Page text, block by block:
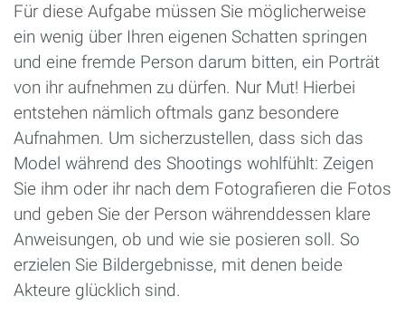
Für diese Aufgabe müssen Sie möglicherweise
ein wenig über Ihren eigenen Schatten springen
und eine fremde Person darum bitten, ein Porträt
von ihr aufnehmen zu dürfen. Nur Mut! Hierbei
entstehen nämlich oftmals ganz besondere
Aufnahmen. Um sicherzustellen, dass sich das
Model während des Shootings wohlfühlt: Zeigen
Sie ihm oder ihr nach dem Fotografieren die Fotos
und geben Sie der Person währenddessen klare
Anweisungen, ob und wie sie posieren soll. So
erzielen Sie Bildergebnisse, mit denen beide
Akteure glücklich sind.